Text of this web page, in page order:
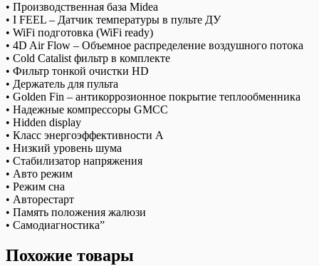
• Производственная база Midea
• I FEEL – Датчик температуры в пульте ДУ
• WiFi подготовка (WiFi ready)
• 4D Air Flow – Объемное распределение воздушного потока
• Cold Catalist фильтр в комплекте
• Фильтр тонкой очистки HD
• Держатель для пульта
• Golden Fin – антикоррозионное покрытие теплообменника
• Надежные компрессоры GMCC
• Hidden display
• Класс энергоэффективности А
• Низкий уровень шума
• Стабилизатор напряжения
• Авто режим
• Режим сна
• Авторестарт
• Память положения жалюзи
• Самодиагностика”
Похожие товары